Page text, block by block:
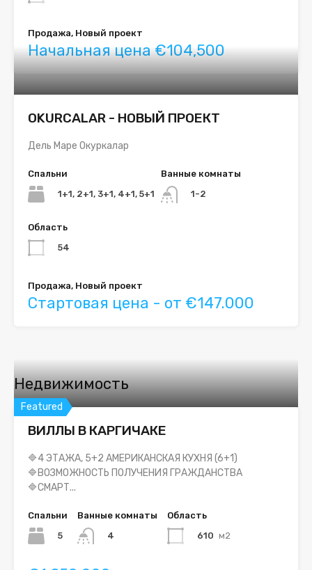
Продажа, Новый проект
Начальная цена €104,500
OKURCALAR - НОВЫЙ ПРОЕКТ
Дель Маре Окуркалар
Спальни
1+1, 2+1, 3+1, 4+1, 5+1
Ванные комнаты
1-2
Область
54
Продажа, Новый проект
Стартовая цена - от €147.000
Недвижимость
Featured
ВИЛЛЫ В КАРГИЧАКЕ
🔷4 ЭТАЖА, 5+2 АМЕРИКАНСКАЯ КУХНЯ (6+1)
🔷ВОЗМОЖНОСТЬ ПОЛУЧЕНИЯ ГРАЖДАНСТВА
🔷СМАРТ...
Спальни
5
Ванные комнаты
4
Область
610 м2